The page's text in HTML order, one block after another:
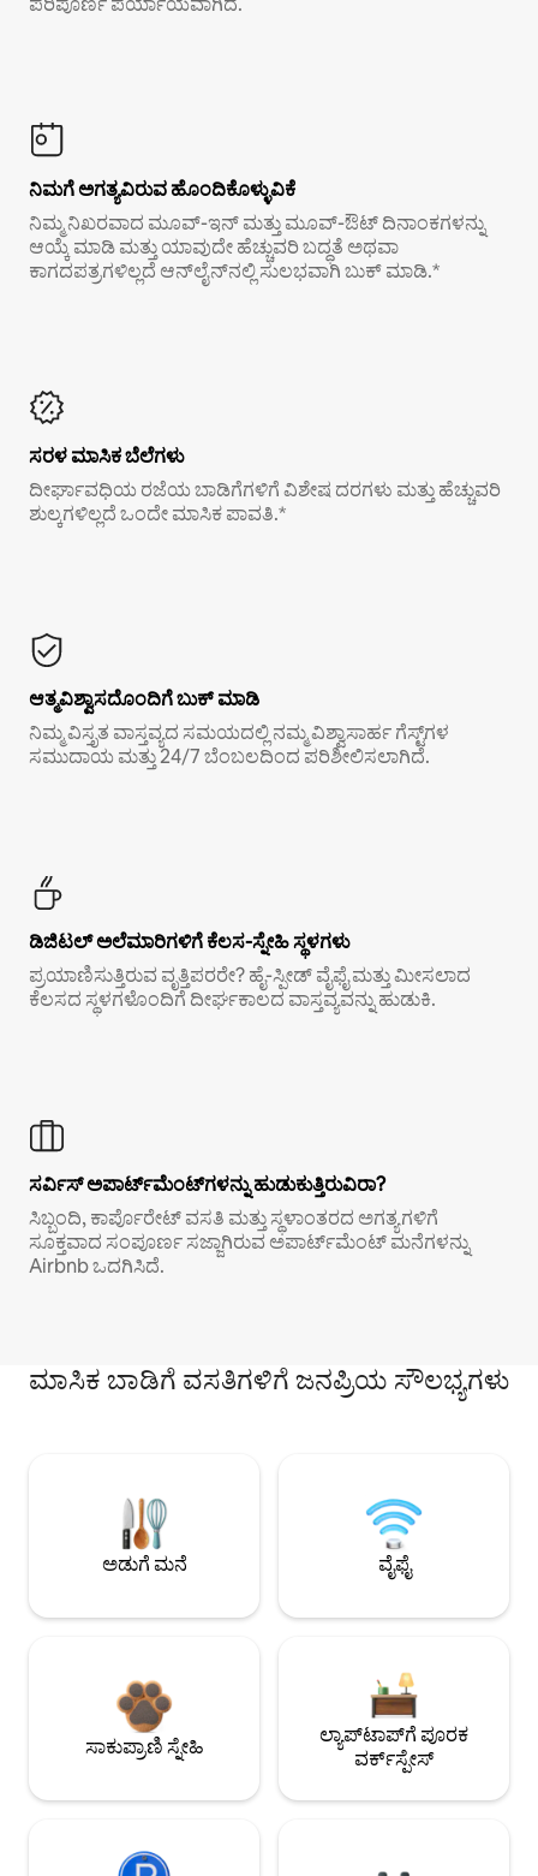
ನಿಮಗೆ ಅಗತ್ಯವಿರುವ ಹೊಂದಿಕೊಳ್ಳುವಿಕೆ
ನಿಮ್ಮ ನಿಖರವಾದ ಮೂವ್-ಇನ್ ಮತ್ತು ಮೂವ್-ಔಟ್ ದಿನಾಂಕಗಳನ್ನು
ಆಯ್ಕೆ ಮಾಡಿ ಮತ್ತು ಯಾವುದೇ ಹೆಚ್ಚುವರಿ ಬದ್ಧತೆ ಅಥವಾ
ಕಾಗದಪತ್ರಗಳಿಲ್ಲದೆ ಆನ್‌ಲೈನ್‌ನಲ್ಲಿ ಸುಲಭವಾಗಿ ಬುಕ್ ಮಾಡಿ.*
ಸರಳ ಮಾಸಿಕ ಬೆಲೆಗಳು
ದೀರ್ಘಾವಧಿಯ ರಜೆಯ ಬಾಡಿಗೆಗಳಿಗೆ ವಿಶೇಷ ದರಗಳು ಮತ್ತು ಹೆಚ್ಚುವರಿ
ಶುಲ್ಕಗಳಿಲ್ಲದೆ ಒಂದೇ ಮಾಸಿಕ ಪಾವತಿ.*
ಆತ್ಮವಿಶ್ವಾಸದೊಂದಿಗೆ ಬುಕ್ ಮಾಡಿ
ನಿಮ್ಮ ವಿಸ್ತೃತ ವಾಸ್ತವ್ಯದ ಸಮಯದಲ್ಲಿ ನಮ್ಮ ವಿಶ್ವಾಸಾರ್ಹ ಗೆಸ್ಟ್‌ಗಳ
ಸಮುದಾಯ ಮತ್ತು 24/7 ಬೆಂಬಲದಿಂದ ಪರಿಶೀಲಿಸಲಾಗಿದೆ.
ಡಿಜಿಟಲ್ ಅಲೆಮಾರಿಗಳಿಗೆ ಕೆಲಸ-ಸ್ನೇಹಿ ಸ್ಥಳಗಳು
ಪ್ರಯಾಣಿಸುತ್ತಿರುವ ವೃತ್ತಿಪರರೇ? ಹೈ-ಸ್ಪೀಡ್ ವೈಫೈ ಮತ್ತು ಮೀಸಲಾದ
ಕೆಲಸದ ಸ್ಥಳಗಳೊಂದಿಗೆ ದೀರ್ಘಕಾಲದ ವಾಸ್ತವ್ಯವನ್ನು ಹುಡುಕಿ.
ಸರ್ವಿಸ್ ಅಪಾರ್ಟ್‌ಮೆಂಟ್‌ಗಳನ್ನು ಹುಡುಕುತ್ತಿರುವಿರಾ?
ಸಿಬ್ಬಂದಿ, ಕಾರ್ಪೊರೇಟ್ ವಸತಿ ಮತ್ತು ಸ್ಥಳಾಂತರದ ಅಗತ್ಯಗಳಿಗೆ
ಸೂಕ್ತವಾದ ಸಂಪೂರ್ಣ ಸಜ್ಜಾಗಿರುವ ಅಪಾರ್ಟ್‌ಮೆಂಟ್ ಮನೆಗಳನ್ನು
Airbnb ಒದಗಿಸಿದೆ.
ಮಾಸಿಕ ಬಾಡಿಗೆ ವಸತಿಗಳಿಗೆ ಜನಪ್ರಿಯ ಸೌಲಭ್ಯಗಳು
ಅಡುಗೆ ಮನೆ ವೈಫೈ
ಸಾಕುಪ್ರಾಣಿ ಸ್ನೇಹಿ
ಲ್ಯಾಪ್‌ಟಾಪ್‌ಗೆ ಪೂರಕ
ವರ್ಕ್‌ಸ್ಪೇಸ್